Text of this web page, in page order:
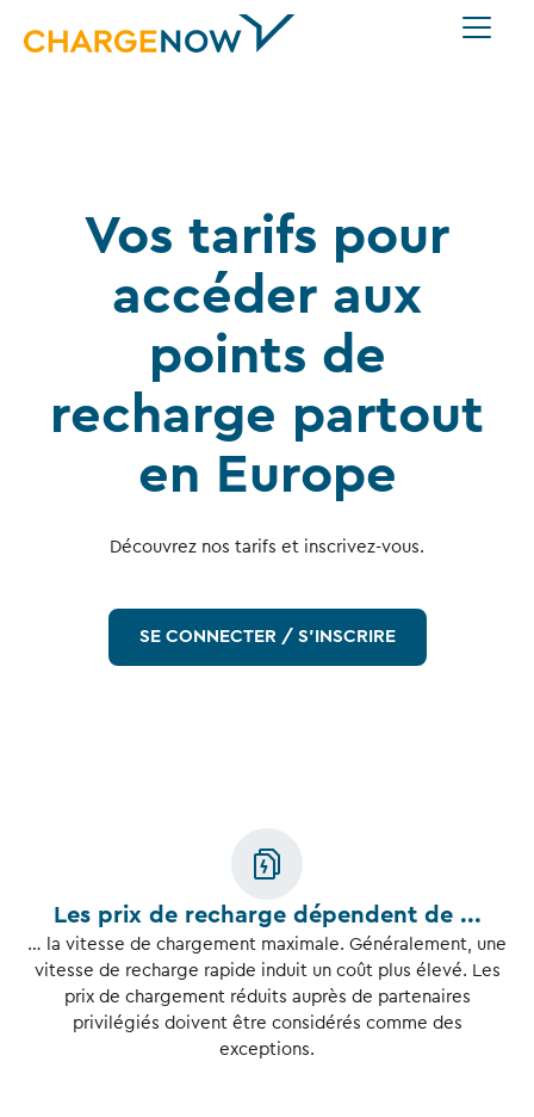
Vos tarifs pour
accéder aux
points de
recharge partout
en Europe
Découvrez nos tarifs et inscrivez-vous.
SE CONNECTER / S’INSCRIRE
Les prix de recharge dépendent de ...
… la vitesse de chargement maximale. Généralement, une
vitesse de recharge rapide induit un coût plus élevé. Les
prix de chargement réduits auprès de partenaires
privilégiés doivent être considérés comme des
exceptions.